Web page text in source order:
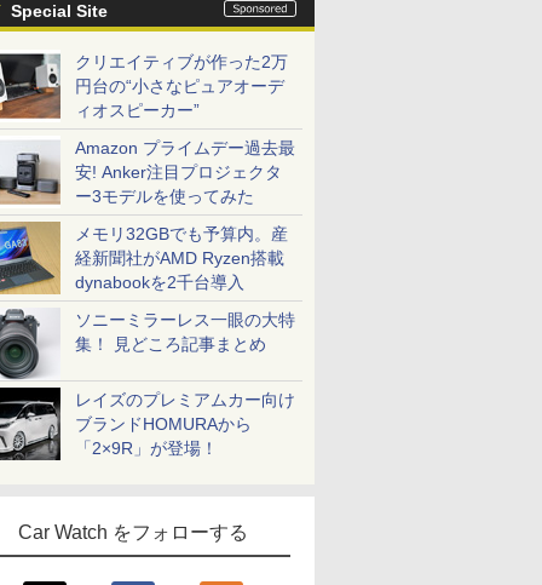
Special Site
クリエイティブが作った2万
円台の“小さなピュアオーデ
ィオスピーカー”
Amazon プライムデー過去最
安! Anker注目プロジェクタ
ー3モデルを使ってみた
メモリ32GBでも予算内。産
経新聞社がAMD Ryzen搭載
dynabookを2千台導入
ソニーミラーレス一眼の大特
集！ 見どころ記事まとめ
レイズのプレミアムカー向け
ブランドHOMURAから
「2×9R」が登場！
Car Watch をフォローする